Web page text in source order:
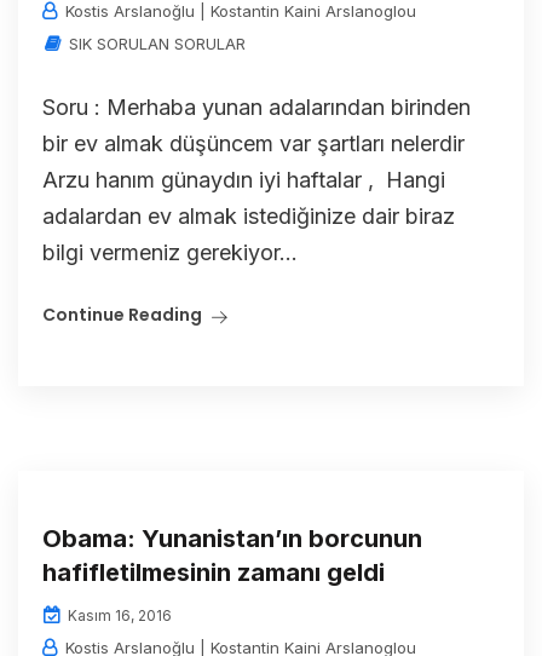
Kostis Arslanoğlu | Kostantin Kaini Arslanoglou
SIK SORULAN SORULAR
Soru : Merhaba yunan adalarından birinden
bir ev almak düşüncem var şartları nelerdir
Arzu hanım günaydın iyi haftalar , Hangi
adalardan ev almak istediğinize dair biraz
bilgi vermeniz gerekiyor...
Continue Reading
Obama: Yunanistan’ın borcunun
hafifletilmesinin zamanı geldi
Kasım 16, 2016
Kostis Arslanoğlu | Kostantin Kaini Arslanoglou